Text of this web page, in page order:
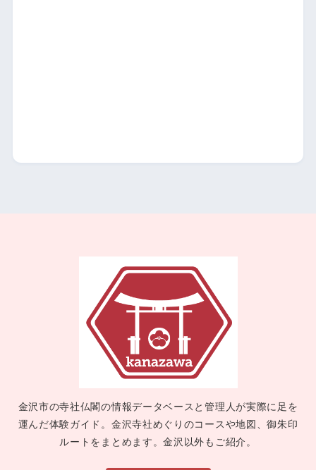
金沢市の寺社仏閣の情報データベースと管理人が実際に足を
運んだ体験ガイド。金沢寺社めぐりのコースや地図、御朱印
ルートをまとめます。金沢以外もご紹介。